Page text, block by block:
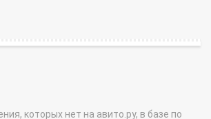
которых нет на авито.ру, в базе по